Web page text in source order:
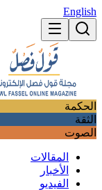
English
الحكمة
الثقة
الصوت
المقالات
الأخبار
الفيديو